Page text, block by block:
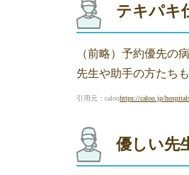
テキパキ
（前略）予約優先の
先生や助手の方たち
引用元：caloohttps://caloo.jp/
優しい先